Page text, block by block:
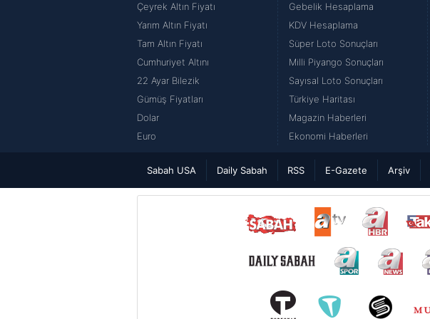
Çeyrek Altın Fiyatı
Yarım Altın Fiyatı
Tam Altın Fiyatı
Cumhuriyet Altını
22 Ayar Bilezik
Gümüş Fiyatları
Dolar
Euro
Gebelik Hesaplama
KDV Hesaplama
Süper Loto Sonuçları
Milli Piyango Sonuçları
Sayısal Loto Sonuçları
Türkiye Haritası
Magazin Haberleri
Ekonomi Haberleri
Sabah USA Daily Sabah RSS E-Gazete Arşiv